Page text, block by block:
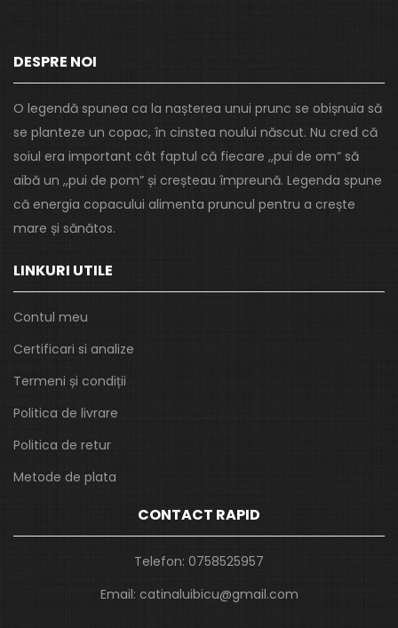
DESPRE NOI
O legendă spunea ca la nașterea unui prunc se obișnuia să
se planteze un copac, în cinstea noului născut. Nu cred că
soiul era important cât faptul că fiecare ,,pui de om” să
aibă un ,,pui de pom” și creșteau împreună. Legenda spune
că energia copacului alimenta pruncul pentru a crește
mare și sănătos.
LINKURI UTILE
Contul meu
Certificari si analize
Termeni și condiții
Politica de livrare
Politica de retur
Metode de plata
CONTACT RAPID
Telefon: 0758525957
Email: catinaluibicu@gmail.com